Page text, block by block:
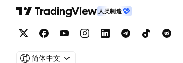
人类制造
简体中文